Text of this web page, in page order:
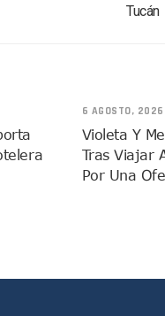
Coordinan Operativo Para
Donald Trump Asistirá A
Retiran 10 Toneladas De
Arranca Copa México De
Munguía Analiza Pedir 100
Recuperan Seis Vehículos
Tucán
6 AGOSTO, 2026
Violeta Y
Tras Viajar
Por Una